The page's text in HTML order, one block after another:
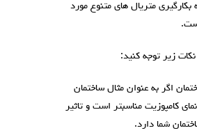
بکارگیری متریال های متنوع مورد
زیر توجه کنید:
اگر به عنوان مثال ساختمان
کامپوزیت مناسبتر است و تاثیر
شما دارد.